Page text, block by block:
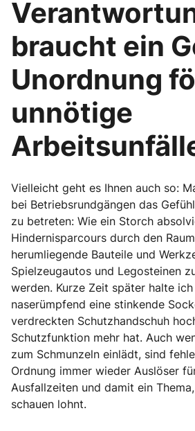
braucht ein
Unordnung
unnötige
Vielleicht geht es Ihnen auch so:
bei Betriebsrundgängen das
zu betreten: Wie ein Storch
Hindernisparcours durch den
herumliegende Bauteile und
Spielzeugautos und Legosteinen
werden. Kurze Zeit später halte
naserümpfend eine stinkende
verdreckten Schutzhandschuh
Schutzfunktion mehr hat. Auch
zum Schmunzeln einlädt, sind
Ordnung immer wieder Auslöser
Ausfallzeiten und damit ein
schauen lohnt.